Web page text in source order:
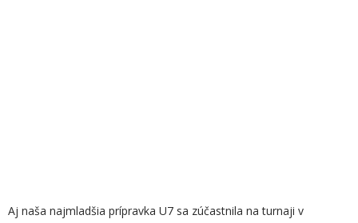
Aj naša najmladšia prípravka U7 sa zúčastnila na turnaji v